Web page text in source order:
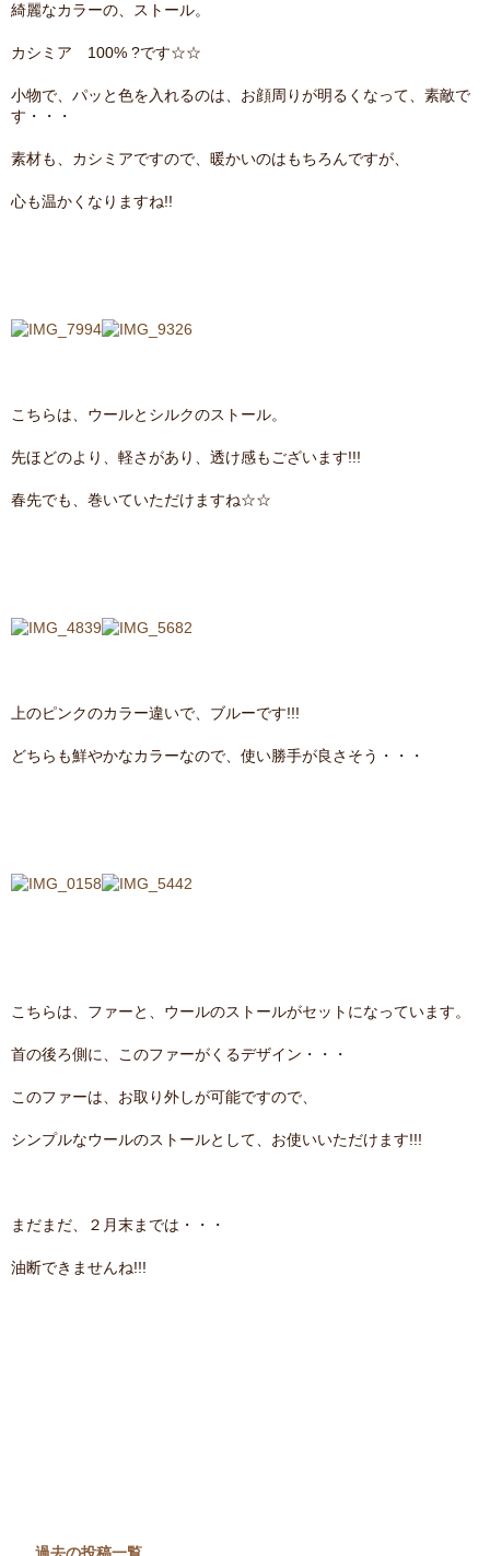
綺麗なカラーの、ストール。
カシミア 100% ?です☆☆
小物で、パッと色を入れるのは、お顔周りが明るくなって、素敵で
す・・・
素材も、カシミアですので、暖かいのはもちろんですが、
心も温かくなりますね!!
こちらは、ウールとシルクのストール。
先ほどのより、軽さがあり、透け感もございます!!!
春先でも、巻いていただけますね☆☆
上のピンクのカラー違いで、ブルーです!!!
どちらも鮮やかなカラーなので、使い勝手が良さそう・・・
こちらは、ファーと、ウールのストールがセットになっています。
首の後ろ側に、このファーがくるデザイン・・・
このファーは、お取り外しが可能ですので、
シンプルなウールのストールとして、お使いいただけます!!!
まだまだ、２月末までは・・・
油断できませんね!!!
過去の投稿一覧